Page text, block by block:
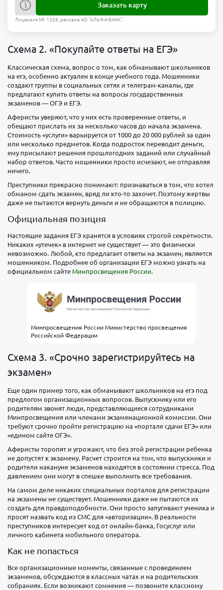
Заказать карту
Лицензия №: 1326, реклама АО "АЛЬФА-БАНК".
Схема 2. «Покупайте ответы на ЕГЭ»
Классическая схема, вопрос о том, как обманывают школьников
на егэ, особенно актуален в конце учебного года. Мошенники
создают группы в социальных сетях и телеграм-каналы, где
предлагают купить ответы на вопросы государственных
экзаменов — ОГЭ и ЕГЭ.
Аферисты уверяют, что у них есть проверенные ответы, и
обещают прислать их за несколько часов до начала экзамена.
Стоимость «услуги» варьируется от 1000 до 20 000 рублей за один
или несколько предметов. Когда подросток переводит деньги,
ему присылают решения прошлогодних заданий или случайный
набор ответов. Часто мошенники просто исчезают, не отправляя
ничего.
Преступники прекрасно понимают: признаваться в том, что хотел
обманом сдать экзамен, вряд ли кто-то захочет. Поэтому жертвы
даже не пытаются вернуть деньги и не обращаются в полицию.
Официальная позиция
Настоящие задания ЕГЭ хранятся в условиях строгой секретности.
Никаких «утечек» в интернет не существует — это физически
невозможно. Любой, кто предлагает ответы на экзамен, является
мошенником. Подробнее об организации ЕГЭ можно узнать на
официальном сайте Минпросвещения России.
Минпросвещения России Министерство просвещения
Российской Федерации
Схема 3. «Срочно зарегистрируйтесь на
экзамен»
Еще один пример того, как обманывают школьников на егэ под
предлогом организационных вопросов. Выпускнику или его
родителям звонят люди, представляющиеся сотрудниками
Минпросвещения или членами экзаменационной комиссии. Они
требуют срочно пройти регистрацию на «портале сдачи ЕГЭ» или
«едином сайте ОГЭ».
Аферисты торопят и угрожают, что без этой регистрации ребенка
не допустят к экзамену. Расчет строится на том, что выпускники и
родители накануне экзаменов находятся в состоянии стресса. Под
давлением они могут в спешке выполнить все требования.
На самом деле никаких специальных порталов для регистрации
на экзамены не существует. Мошенники даже не пытаются их
создать для правдоподобности. Они просто запугивают ученика и
просят назвать код из СМС для «авторизации». В реальности
преступников интересует код от онлайн-банка, Госуслуг или
личного кабинета мобильного оператора.
Как не попасться
Все организационные моменты, связанные с проведением
экзаменов, обсуждаются в классных чатах и на родительских
собраниях. Если возникают сомнения — позвоните классному